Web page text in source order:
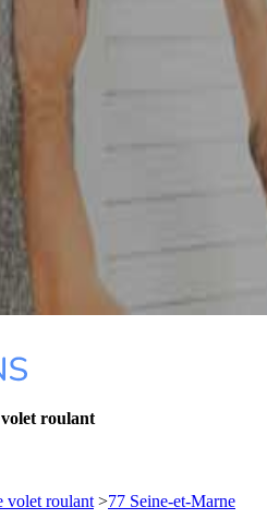
roulant
volet roulant >77 Seine-et-Marne